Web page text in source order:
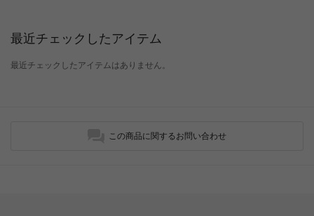
最近チェックしたアイテム
最近チェックしたアイテムはありません。
この商品に関するお問い合わせ